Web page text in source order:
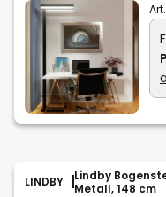
LINDBY
Lindby
Metall, 148 cm